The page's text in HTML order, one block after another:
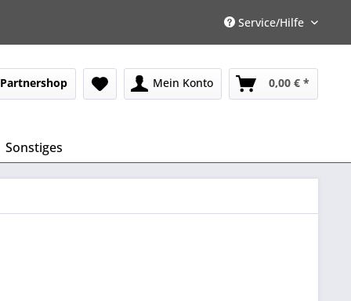
Service/Hilfe
Partnershop Mein Konto 0,00 € *
Sonstiges